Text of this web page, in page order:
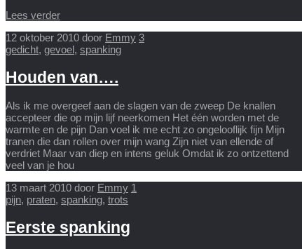
Lees verder
12 oktober 2010 door Emmy 3
gedicht, gevoel, spanking
Houden van….
Als ik me overgeef aan de slagen van de zweep De knallen
accepteer die op mijn lijf neerkomen Het één worden met de
warmte en de pijn Dan voel ik me echt zo ongelooflijk fijn Mijn
tranen die dan rollen over mijn wang Zijn niet van ellende of
verdriet Maar van diep en intens geluk Omdat ik zo ontzettend
veel van je hou
13 maart 2010 door Emmy 1
pijn, praten, spanking, trots
Eerste spanking